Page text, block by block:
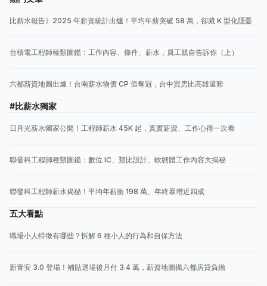
比薪水報告》2025 年薪資統計出爐！平均年薪突破 58 萬，卻藏 K 型化隱憂
台積電工程師種類圖鑑：工作內容、條件、薪水，員工親自告訴你（上）
六都薪資地圖出爐！台南薪水物價 CP 值奪冠，台中買房比高雄還難
#比薪水獨家
日月光薪水獨家公開！工程師薪水 45K 起，真實薪資、工作心得一次看
聯發科工程師種類圖鑑：數位 IC、類比設計、軟韌體工作內容大揭秘
聯發科工程師薪水揭秘！平均年薪衝 198 萬、年終暴增近四成
五大看點
職場小人特徵有哪些？拆解 6 種小人的行為和自保方法
新青安 3.0 登場！補貼退場後月付 3.4 萬，薪資地圖揭六都房貸負擔